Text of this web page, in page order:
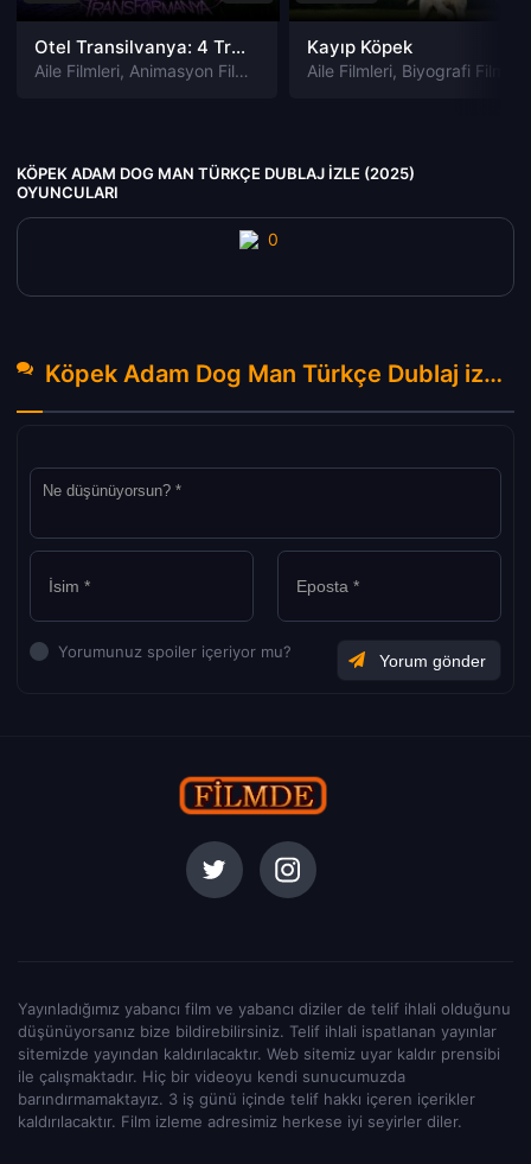
Otel Transilvanya: 4 Transformanya izle
Aile Filmleri, Animasyon Filmleri Fantastik Filmleri,Komedi
Kayıp Köpek
Aile Filmleri, Biyografi Filmleri
KÖPEK ADAM DOG MAN TÜRKÇE DUBLAJ IZLE (2025)
OYUNCULARI
Köpek Adam Dog Man Türkçe Dublaj izle (2025) Hakkında Yorumlar
Yorumunuz spoiler içeriyor mu?
Yayınladığımız yabancı film ve yabancı diziler de telif ihlali olduğunu
düşünüyorsanız bize bildirebilirsiniz. Telif ihlali ispatlanan yayınlar
sitemizde yayından kaldırılacaktır. Web sitemiz uyar kaldır prensibi
ile çalışmaktadır. Hiç bir videoyu kendi sunucumuzda
barındırmamaktayız. 3 iş günü içinde telif hakkı içeren içerikler
kaldırılacaktır. Film izleme adresimiz herkese iyi seyirler diler.